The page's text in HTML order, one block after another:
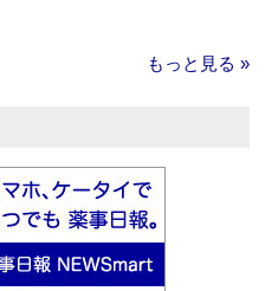
もっと見る »